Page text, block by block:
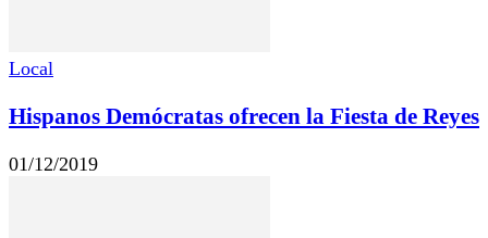
Local
Hispanos Demócratas ofrecen la Fiesta de Reyes
01/12/2019